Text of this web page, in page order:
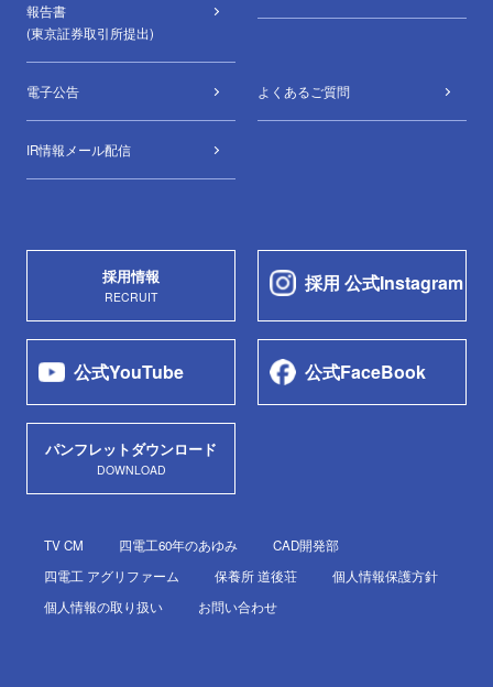
報告書
(東京証券取引所提出)
電子公告 よくあるご質問
IR情報メール配信
採用情報
RECRUIT
採用 公式Instagram
公式YouTube 公式FaceBook
パンフレットダウンロード
DOWNLOAD
TV CM 四電工60年のあゆみ
CAD開発部
四電工 アグリファーム
保養所 道後荘
個人情報保護方針
個人情報の取り扱い
お問い合わせ